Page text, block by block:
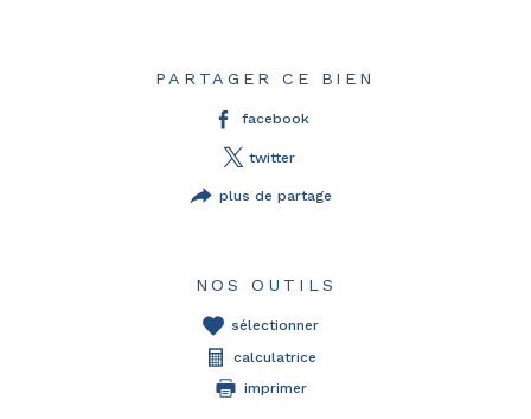
PARTAGER CE BIEN
facebook
twitter
plus de partage
NOS OUTILS
sélectionner
calculatrice
imprimer